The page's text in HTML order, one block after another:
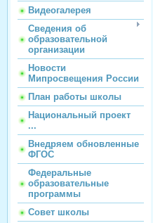
Видеогалерея
Сведения об
образовательной
организации
Новости
Мипросвещения России
План работы школы
Национальный проект
...
Внедряем обновленные
ФГОС
Федеральные
образовательные
программы
Совет школы